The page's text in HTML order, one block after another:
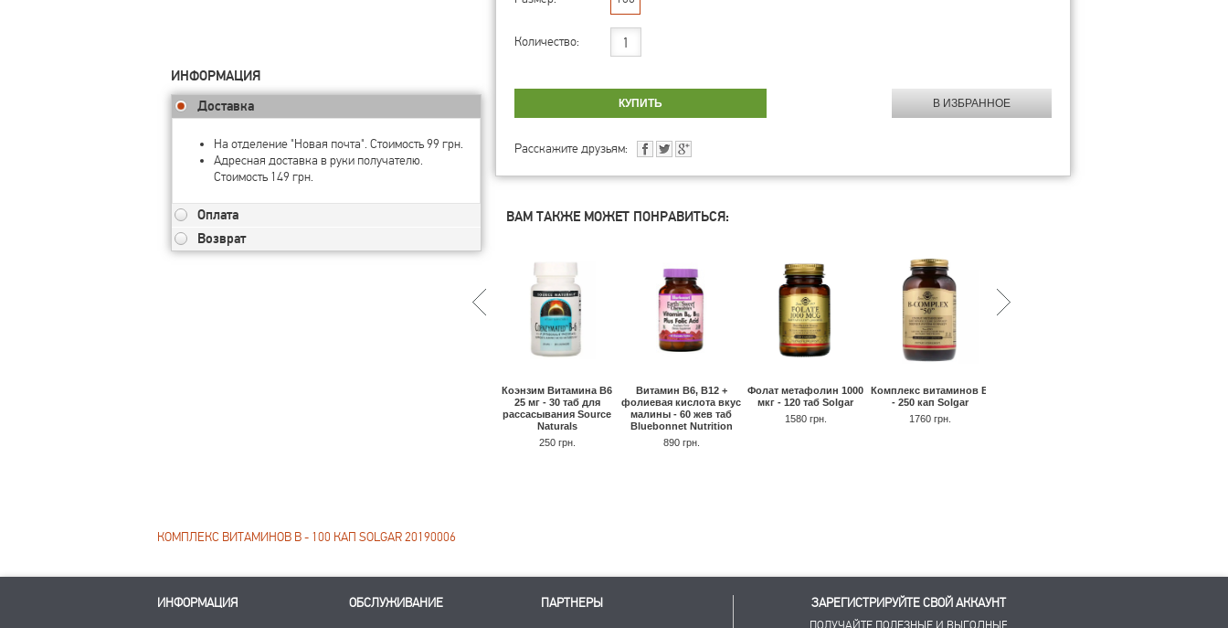
ИНФОРМАЦИЯ
Доставка
На отделение "Новая почта". Стоимость 99 грн.
Адресная доставка в руки получателю.
Стоимость 149 грн.
Оплата
Возврат
Количество:
Расскажите друзьям:
ВАМ ТАКЖЕ МОЖЕТ ПОНРАВИТЬСЯ:
Коэнзим Витамина В6
25 мг - 30 таб для
рассасывания Source
Naturals
250 грн.
Витамин В6, B12 +
фолиевая кислота вкус
малины - 60 жев таб
Bluebonnet Nutrition
890 грн.
Фолат метафолин 1000
мкг - 120 таб Solgar
1580 грн.
Комплекс витаминов B
- 250 кап Solgar
1760 грн.
КОМПЛЕКС ВИТАМИНОВ B - 100 КАП SOLGAR 20190006
ИНФОРМАЦИЯ ОБСЛУЖИВАНИЕ ПАРТНЕРЫ ЗАРЕГИСТРИРУЙТЕ СВОЙ АККАУНТ